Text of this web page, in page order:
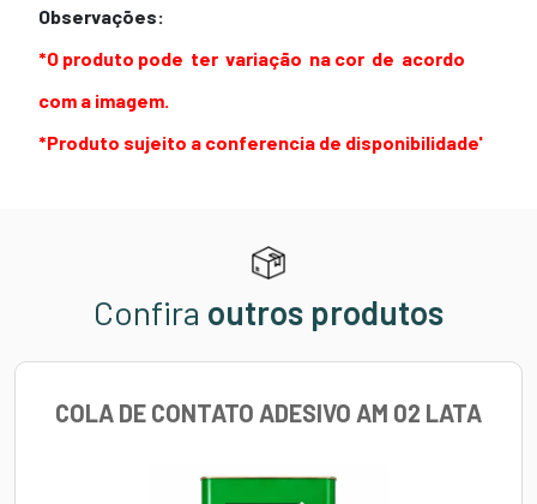
Observações:
*O produto pode ter variação na cor de acordo
com a imagem.
*Produto sujeito a conferencia de disponibilidade'
Confira outros produtos
COLA DE CONTATO ADESIVO AM 02 LATA